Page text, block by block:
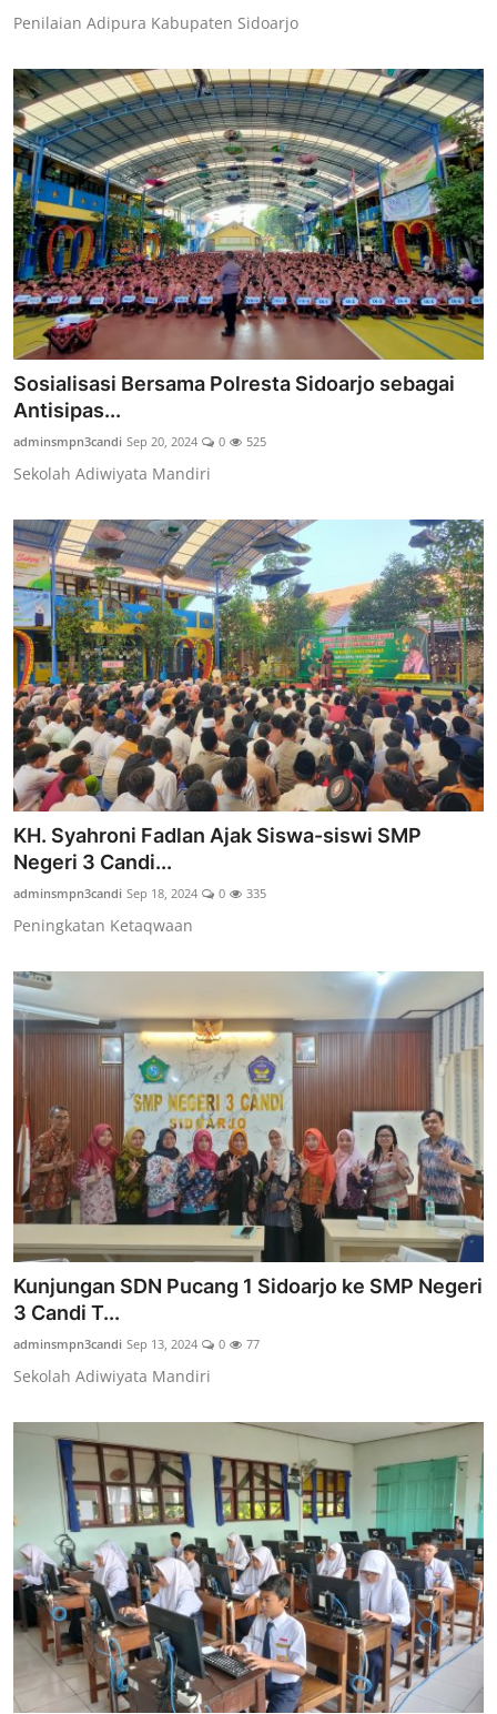
Penilaian Adipura Kabupaten Sidoarjo
Sosialisasi Bersama Polresta Sidoarjo sebagai
Antisipas...
adminsmpn3candi Sep 20, 2024 0 525
Sekolah Adiwiyata Mandiri
KH. Syahroni Fadlan Ajak Siswa-siswi SMP
Negeri 3 Candi...
adminsmpn3candi Sep 18, 2024 0 335
Peningkatan Ketaqwaan
Kunjungan SDN Pucang 1 Sidoarjo ke SMP Negeri
3 Candi T...
adminsmpn3candi Sep 13, 2024 0 77
Sekolah Adiwiyata Mandiri